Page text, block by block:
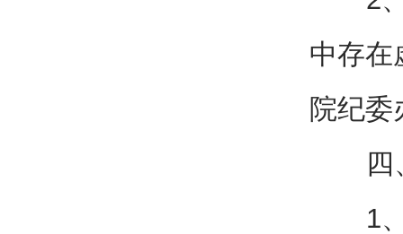
中存在
院纪委
四、
1、